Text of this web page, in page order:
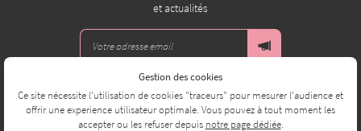
et actualités
Mentions Légales
Conditions générales d'utilisation
Politique de confidentialité
Gestion des cookies
Ce site nécessite l'utilisation de cookies "traceurs" pour mesurer l'audience et
offrir une experience utilisateur optimale. Vous pouvez à tout moment les
accepter ou les refuser depuis notre page dédiée.